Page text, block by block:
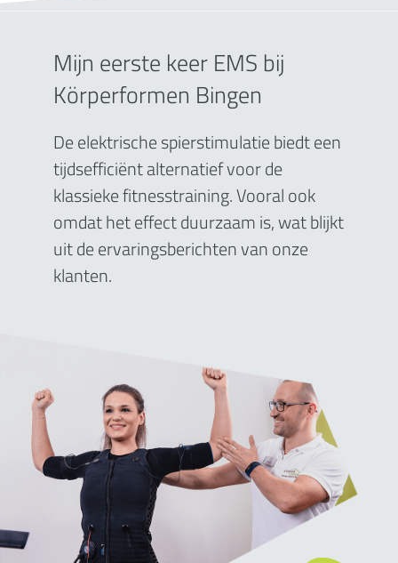
Mijn eerste keer EMS bij
Körperformen Bingen
De elektrische spierstimulatie biedt een
tijdsefficiënt alternatief voor de
klassieke fitnesstraining. Vooral ook
omdat het effect duurzaam is, wat blijkt
uit de ervaringsberichten van onze
klanten.